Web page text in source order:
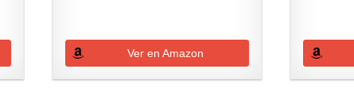
Ver en Amazon